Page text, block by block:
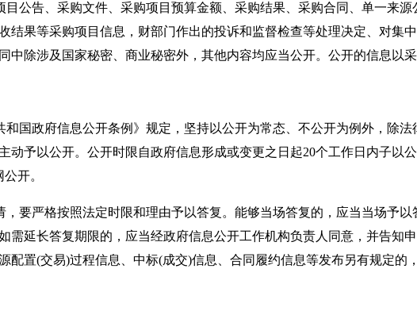
目公告、采购文件、采购项目预算金额、采购结果、采购合同、单一来源
结果等采购项目信息，财部门作出的投诉和监督检查等处理决定、对集
中除涉及国家秘密、商业秘密外，其他内容均应当公开。公开的信息以采
和国政府信息公开条例》规定，坚持以公开为常态、不公开为例外，除
动予以公开。公开时限自政府信息形成或变更之日起20个工作日内子以
开。
，要严格按照法定时限和理由予以答复。能够当场答复的，应当当场予
需延长答复期限的，应当经政府信息公开工作机构负责人同意，并告知
配置(交易)过程信息、中标(成交)信息、合同履约信息等发布另有规定的